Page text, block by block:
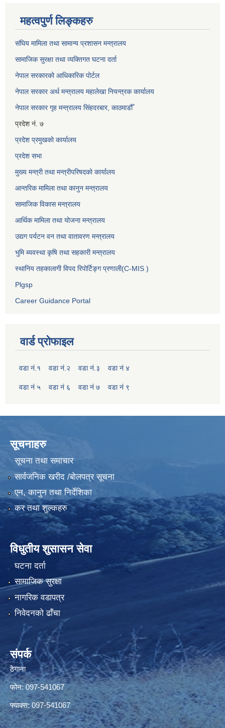
महत्वपुर्ण लिङ्कहरु
संघिय मामिला तथा सामान्य प्रशासन मन्त्रालय
सामाजिक सुरक्षा तथा व्यक्तिगत घटना दर्ता
नेपाल सरकारको आधिकारिक पोर्टल
नेपाल सरकार अर्थ मन्त्रालय महालेखा नियन्त्रक कार्यालय
नेपाल सरकार गृह मन्त्रालय सिंहदरबार, काठमाडौँ
प्रदेश नं. ७
प्रदेश प्रमुखको कार्यालय
प्रदेश सभा
मुख्य मन्त्री तथा मन्त्रीपरिषदको कार्यालय
आन्तरिक मामिला तथा कानुन मन्त्रालय
सामाजिक विकास मन्त्रालय
आर्थिक मामिला तथा योजना मन्त्रालय
उद्यग पर्यटन वन तथा वातावरण मन्त्रालय
भुमि ब्यवस्था कृषि तथा सहकारी मन्त्रालय
स्थानिय तहकालागी विपद रिपोर्टिङ्ग प्रणाली(C-MIS )
Plgsp
Career Guidance Portal
वार्ड प्रोफाइल
वडा नं.१ वडा नं.२ वडा नं.३ वडा नं ४
वडा नं ५ वडा नं ६ वडा नं ७ वडा नं ९
सूचनाहरु
सूचना तथा समाचार
सार्वजनिक खरीद /बोलपत्र सूचना
एन, कानुन तथा निर्देशिका
कर तथा शुल्कहरु
विधुतीय शुसासन सेवा
घटना दर्ता
सामाजिक सुरक्षा
नागरिक वडापत्र
निवेदनको ढाँचा
संपर्क
ठेगाना
फोन: 097-541067
फ्याक्स: 097-541067